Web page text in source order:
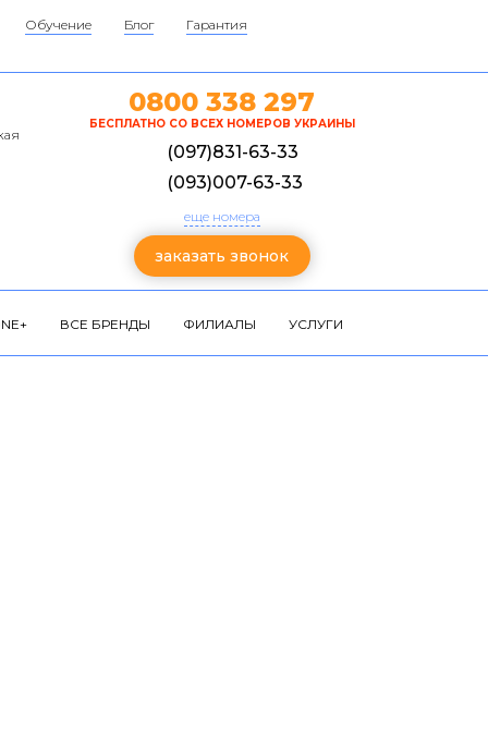
Обучение Блог
Гарантия
0800 338 297
БЕСПЛАТНО СО ВСЕХ НОМЕРОВ УКРАИНЫ
(097)831-63-33
(093)007-63-33
еще номера
заказать звонок
ВСЕ БРЕНДЫ ФИЛИАЛЫ УСЛУГИ